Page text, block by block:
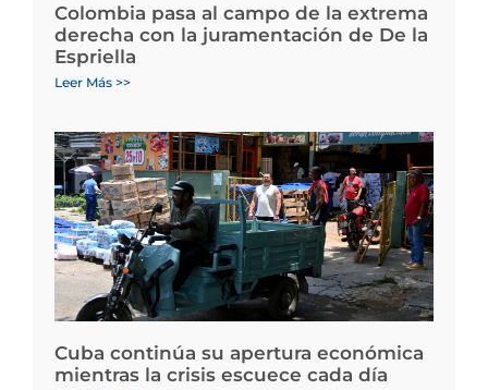
Colombia pasa al campo de la extrema
derecha con la juramentación de De la
Espriella
Leer Más >>
Cuba continúa su apertura económica
mientras la crisis escuece cada día